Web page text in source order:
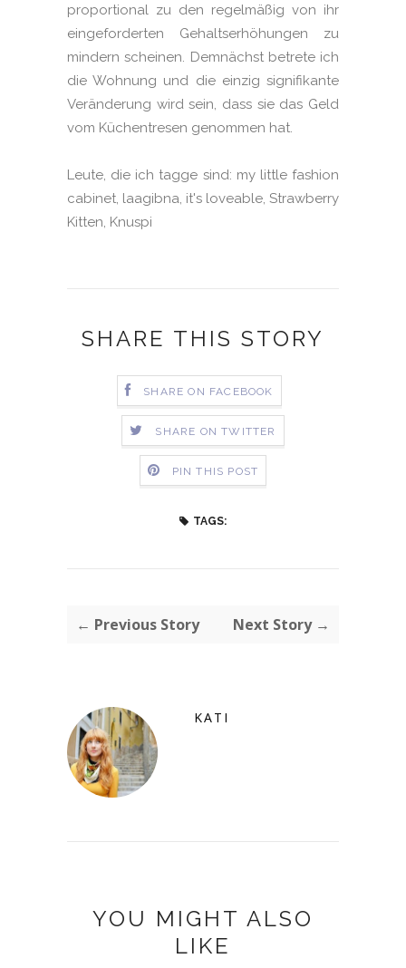
proportional zu den regelmäßig von ihr
eingeforderten Gehaltserhöhungen zu
mindern scheinen. Demnächst betrete ich
die Wohnung und die einzig signifikante
Veränderung wird sein, dass sie das Geld
vom Küchentresen genommen hat.
Leute, die ich tagge sind: my little fashion
cabinet, laagibna, it's loveable, Strawberry
Kitten, Knuspi
SHARE THIS STORY
SHARE ON FACEBOOK
SHARE ON TWITTER
PIN THIS POST
TAGS:
← Previous Story Next Story →
KATI
YOU MIGHT ALSO
LIKE